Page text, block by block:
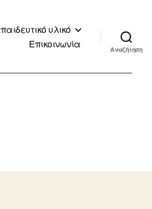
υλικό
Επικοινωνία
Αναζήτηση